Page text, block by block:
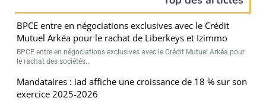
BPCE entre en négociations exclusives avec le Crédit
Mutuel Arkéa pour le rachat de Liberkeys et Izimmo
BPCE entre en négociations exclusives avec le Crédit Mutuel Arkéa pour
le rachat des sociétés...
Mandataires : iad affiche une croissance de 18 % sur son
exercice 2025-2026